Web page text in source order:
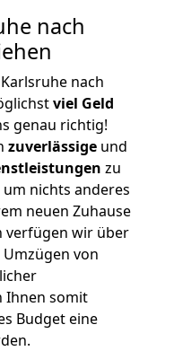
nach
nach
viel Geld
genau richtig!
zuverlässige und
zu
nichts anderes
neuen Zuhause
verfügen wir über
von
Ihnen somit
Budget eine